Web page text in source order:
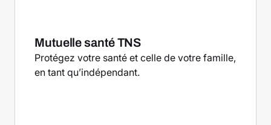
Mutuelle santé TNS
Protégez votre santé et celle de votre famille,
en tant qu’indépendant.